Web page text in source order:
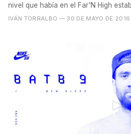
nivel que había en el Far'N High
IVÁN TORRALBO — 30 DE MAYO DE 2016